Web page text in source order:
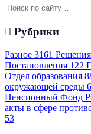
Рубрики
Разное 3161
Постановления 122
Отдел образования
окружающей среды
Пенсионный Фонд
акты в сфере
53